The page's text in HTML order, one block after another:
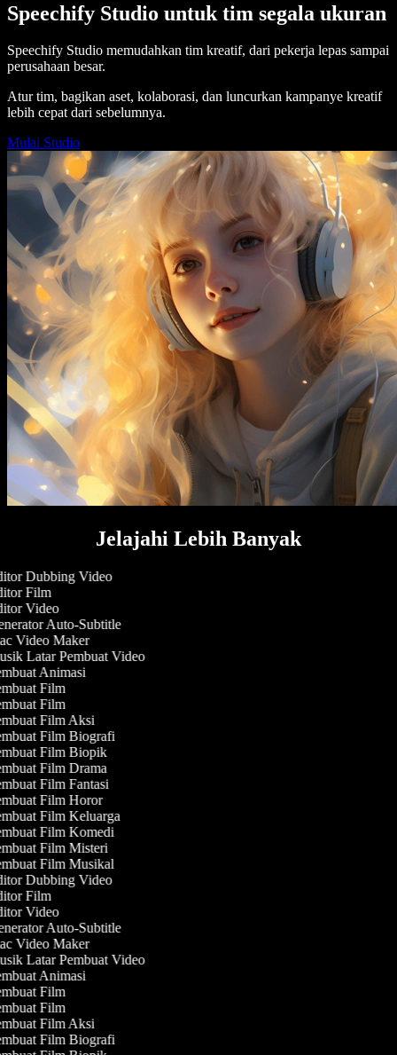
Speechify Studio untuk tim segala ukuran
Speechify Studio memudahkan tim kreatif, dari pekerja lepas sampai
perusahaan besar.
Atur tim, bagikan aset, kolaborasi, dan luncurkan kampanye kreatif
lebih cepat dari sebelumnya.
Mulai Studio
Jelajahi Lebih Banyak
Dubbing Video
Film
Video
Auto-Subtitle
Video Maker
Latar Pembuat Video
Animasi
Film
Film
Film Aksi
Film Biografi
Film Biopik
Film Drama
Film Fantasi
Film Horor
Film Keluarga
Film Komedi
Film Misteri
Film Musikal
Dubbing Video
Film
Video
Auto-Subtitle
Video Maker
Latar Pembuat Video
Animasi
Film
Film
Film Aksi
Film Biografi